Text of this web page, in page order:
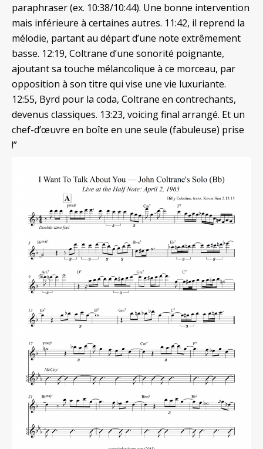
paraphraser (ex. 10:38/10:44). Une bonne intervention
mais inférieure à certaines autres. 11:42, il reprend la
mélodie, partant au départ d’une note extrêmement
basse. 12:19, Coltrane d’une sonorité poignante,
ajoutant sa touche mélancolique à ce morceau, par
opposition à son titre qui vise une vie luxuriante.
12:55, Byrd pour la coda, Coltrane en contrechants,
devenus classiques. 13:23, voicing final arrangé. Et un
chef-d’œuvre en boîte en une seule (fabuleuse) prise
!”